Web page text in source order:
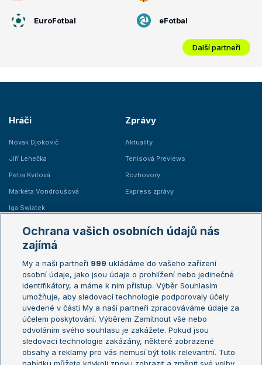
EuroFotbal eFotbal
Další partneři
Hráči
Novak Djokovič
Jiří Lehečka
Petra Kvitová
Markéta Vondroušová
Iga Swiatek
Zprávy
Aktuality
Tenisová Previews
Rozhovory
Express zprávy
Žebříčky
Žebříček ATP (muži)
Žebříček WTA (ženy)
Sázkařský žebříček
Australian Open
French Open
Wimbledon
US Open
Turnaj mistrů
Turnaj mistryň
Ochrana vašich osobních údajů nás
zajímá
My a naši partneři 999 ukládáme do vašeho zařízení
osobní údaje, jako jsou údaje o prohlížení nebo jedinečné
identifikátory, a máme k nim přístup. Výběr Souhlasím
umožňuje, aby sledovací technologie podporovaly účely
uvedené v části My a naši partneři zpracováváme údaje za
účelem poskytování. Výběrem Zamítnout vše nebo
odvoláním svého souhlasu je zakážete. Pokud jsou
sledovací technologie zakázány, některé zobrazené
obsahy a reklamy pro vás nemusí být tolik relevantní. Tuto